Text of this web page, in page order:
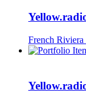
French